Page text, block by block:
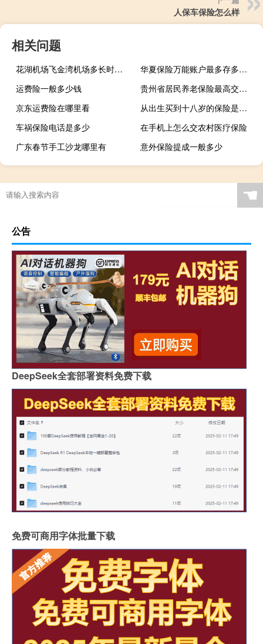
人保车保险怎么样
相关问题
花湖机场飞金湾机场多长时间 湖北鄂州花湖机场机票开售
华夏保险万能账户最多存多少钱
运费险一般多少钱
贵州省居民养老保险最高交多少钱
京东运费险在哪里看
从出生买到十八岁的保险是什么
车祸保险电话是多少
在手机上怎么交农村医疗保险
广东春节手工沙龙哪里有
意外保险提成一般多少
☚
公告
DeepSeek全套部署资料免费下载
免费可商用字体批量下载